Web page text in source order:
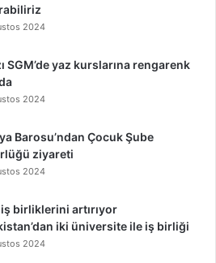
2024
SGM’de yaz kurslarına rengarenk
2024
Barosu’ndan Çocuk Şube
ziyareti
2024
iş birliklerini artırıyor
iki üniversite ile iş birliği
2024